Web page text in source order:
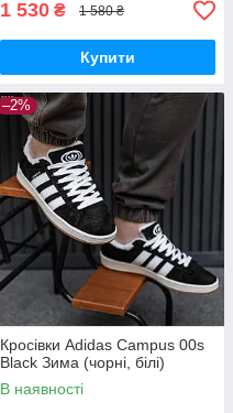
1 530 ₴ 1 580 ₴
Купити
–2%
Кросівки Adidas Campus 00s
Black Зима (чорні, білі)
В наявності